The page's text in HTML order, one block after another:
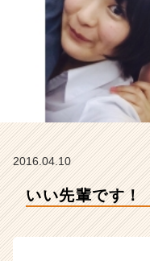
イ
ム
ラ
イ
ン
チ
ー
2016.04.10
いい先輩です！